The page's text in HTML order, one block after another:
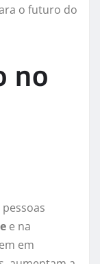
o futuro do
no
e na
em